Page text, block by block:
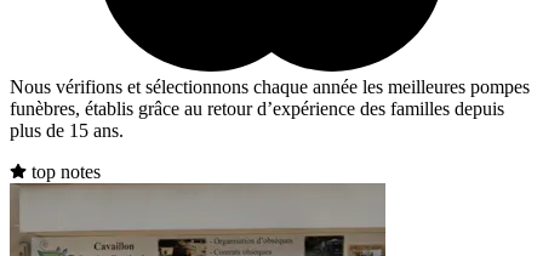
Nous vérifions et sélectionnons chaque année les meilleures pompes
funèbres, établis grâce au retour d’expérience des familles depuis
plus de 15 ans.
top notes